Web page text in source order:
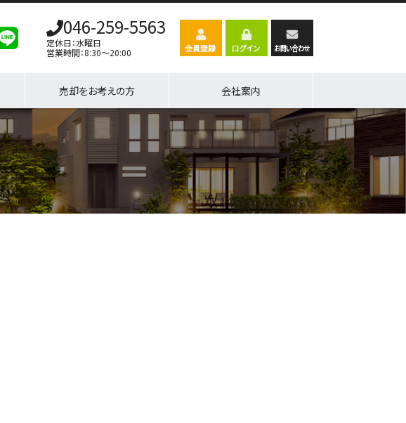
046-259-5563
定休日：水曜日
営業時間：8:30～20:00
売却をお考えの方 会社案内